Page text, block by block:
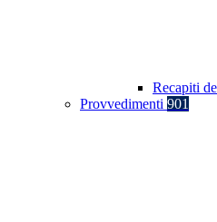
Recapiti
Provvedimenti 901